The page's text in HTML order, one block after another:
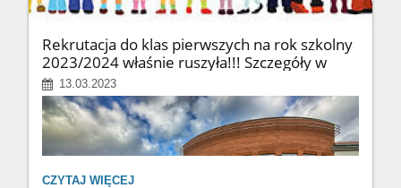
Rekrutacja do klas pierwszych na rok szkolny
2023/2024 właśnie ruszyła!!! Szczegóły w
zakładce "Rekrutacja"
13.03.2023
REKRUTACJA
CZYTAJ WIĘCEJ